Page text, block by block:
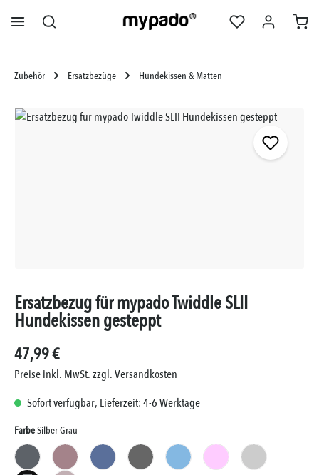
springen
Zubehör Ersatzbezüge Hundekissen & Matten
Bildergalerie überspringen
Ersatzbezug für mypado Twiddle SLII
Hundekissen gesteppt
47,99 €
Preise inkl. MwSt. zzgl. Versandkosten
Sofort verfügbar, Lieferzeit: 4-6 Werktage
FarbeAuswählen
Silber Grau
Anthrazit GrauAnthrazit Rosa
Blau Grau Hellblau Rosa
Silber